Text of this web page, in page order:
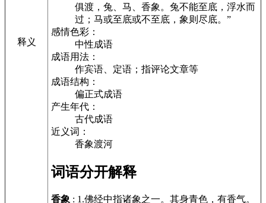
释义
俱渡，兔、马、香象。兔不能至底，浮水而
过；马或至底或不至底，象则尽底。”
感情色彩：
中性成语
成语用法：
作宾语、定语；指评论文章等
成语结构：
偏正式成语
产生年代：
古代成语
近义词：
香象渡河
词语分开解释
香象 : 1.佛经中指诸象之一。其身青色，有香气。